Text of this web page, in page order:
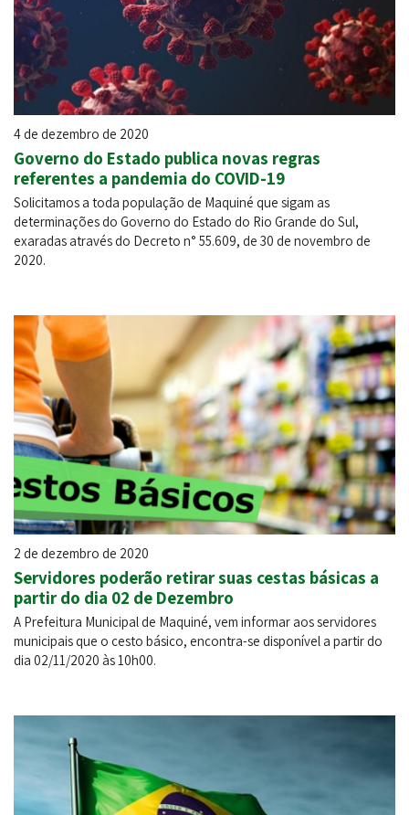
4 de dezembro de 2020
Governo do Estado publica novas regras
referentes a pandemia do COVID-19
Solicitamos a toda população de Maquiné que sigam as
determinações do Governo do Estado do Rio Grande do Sul,
exaradas através do Decreto n° 55.609, de 30 de novembro de
2020.
2 de dezembro de 2020
Servidores poderão retirar suas cestas básicas a
partir do dia 02 de Dezembro
A Prefeitura Municipal de Maquiné, vem informar aos servidores
municipais que o cesto básico, encontra-se disponível a partir do
dia 02/11/2020 às 10h00.